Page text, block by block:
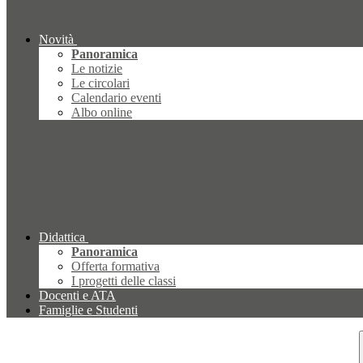
Novità
Panoramica
Le notizie
Le circolari
Calendario eventi
Albo online
Didattica
Panoramica
Offerta formativa
I progetti delle classi
Docenti e ATA
Famiglie e Studenti